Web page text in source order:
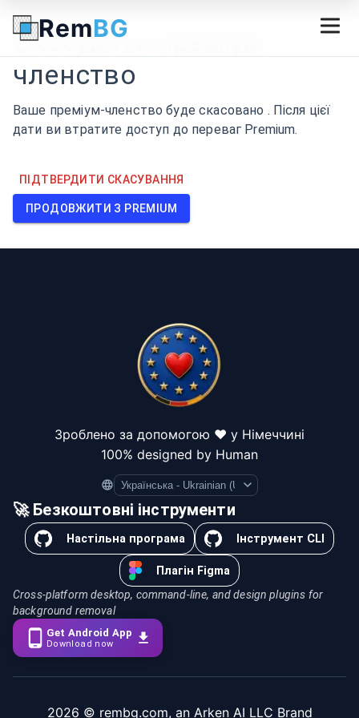
RemBG
Скасувати преміум-
членство
Ваше преміум-членство буде скасовано . Після цієї
дати ви втратите доступ до переваг Premium.
ПІДТВЕРДИТИ СКАСУВАННЯ
ПРОДОВЖИТИ З PREMIUM
Зроблено за допомогою ❤️ у Німеччині
100% designed by Human
Language
🚀 Безкоштовні інструменти
Настільна програма Інструмент CLI
Плагін Figma
Cross-platform desktop, command-line, and design plugins for
background removal
Get Android App
Download now
2026 © rembg.com, an Arken AI LLC Brand